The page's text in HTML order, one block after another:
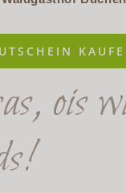
ois